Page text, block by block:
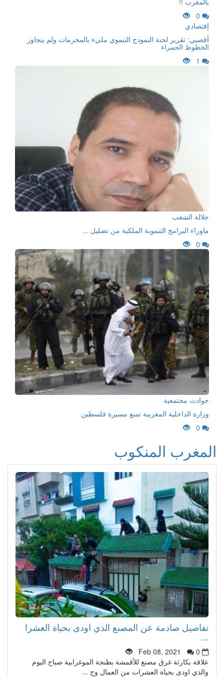
0
إقتصادي
أقصبي: تقرير لجنة النمودج التنموي مليء بالمحرمات ولم يتجاوز
الخطوط الحمراء
1
جلالة الشعب
ماوراء البرامج التنموية الملكية من تضليل ...
0
حوادث مجتمعية
وزارة الداخلية المغربية تمنع مسيرة فلسطين
0
المغرب المنكوب
تفاصيل صادمة عن المصنع الذي اودى بحياة العشرا
Feb 08, 2021
0
علاقة بكارثة غرق مصنع للأقمشة بطنجة الموغرابية صباح اليوم
والذي اودى بحياة العشرات من العمال وج ...